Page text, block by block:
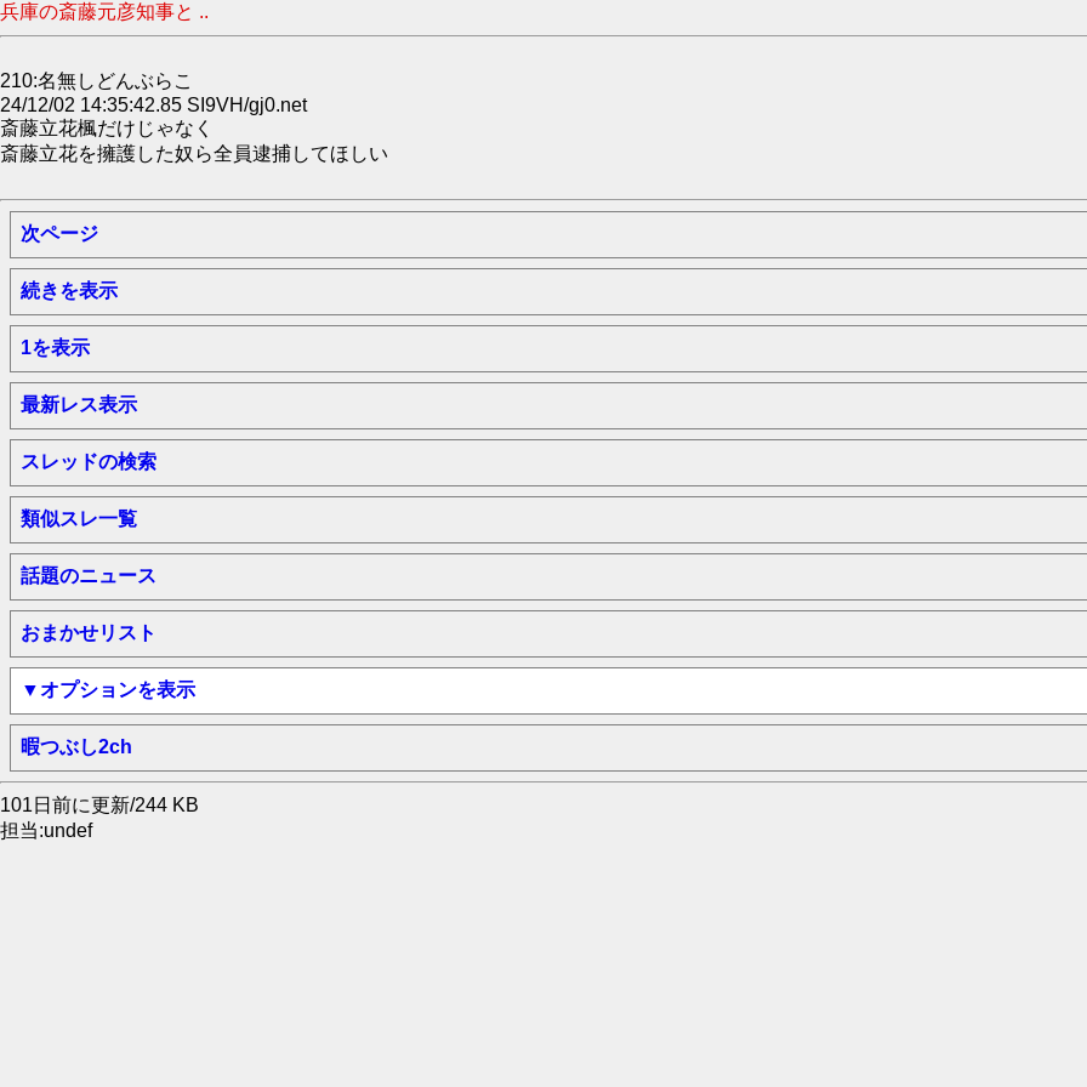
兵庫の斎藤元彦知事と ..
210:名無しどんぶらこ
24/12/02 14:35:42.85 SI9VH/gj0.net
斎藤立花楓だけじゃなく
斎藤立花を擁護した奴ら全員逮捕してほしい
次ページ
続きを表示
1を表示
最新レス表示
スレッドの検索
類似スレ一覧
話題のニュース
おまかせリスト
▼オプションを表示
暇つぶし2ch
101日前に更新/244 KB
担当:undef